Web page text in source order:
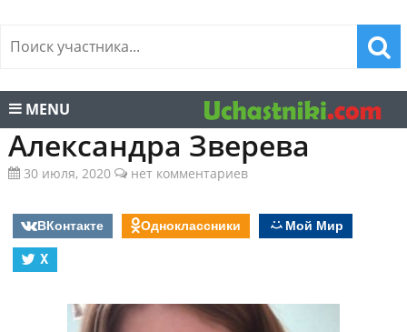
MENU
Александра Зверева
30 июля, 2020 нет комментариев
ВКонтакте Одноклассники
Мой Мир
X